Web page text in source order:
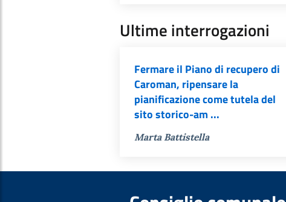
Ultime interrogazioni
Fermare il Piano di recupero di
Caroman, ripensare la
pianificazione come tutela del
sito storico-am ...
Marta Battistella